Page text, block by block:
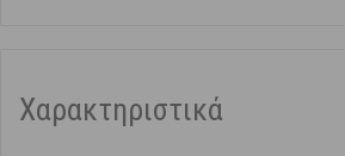
Χαρακτηριστικά